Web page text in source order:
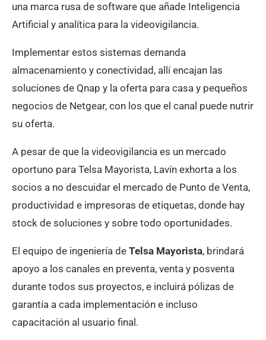
una marca rusa de software que añade Inteligencia
Artificial y analítica para la videovigilancia.
Implementar estos sistemas demanda
almacenamiento y conectividad, allí encajan las
soluciones de Qnap y la oferta para casa y pequeños
negocios de Netgear, con los que el canal puede nutrir
su oferta.
A pesar de que la videovigilancia es un mercado
oportuno para Telsa Mayorista, Lavín exhorta a los
socios a no descuidar el mercado de Punto de Venta,
productividad e impresoras de etiquetas, donde hay
stock de soluciones y sobre todo oportunidades.
El equipo de ingeniería de Telsa Mayorista, brindará
apoyo a los canales en preventa, venta y posventa
durante todos sus proyectos, e incluirá pólizas de
garantía a cada implementación e incluso
capacitación al usuario final.